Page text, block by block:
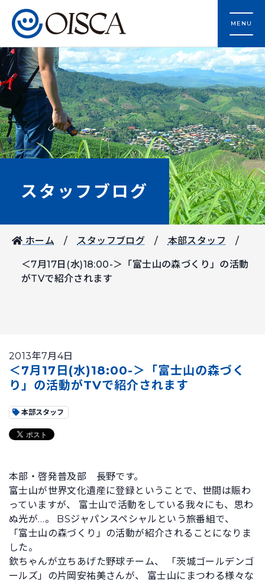
MENU
スタッフブログ
ホーム スタッフブログ 本部スタッフ
＜7月17日(水)18:00-＞「富士山の森づくり」の活動
がTVで紹介されます
2013年7月4日
＜7月17日(水)18:00-＞「富士山の森づく
り」の活動がTVで紹介されます
本部スタッフ
本部・啓発普及部 長野です。
富士山が世界文化遺産に登録ということで、世間は賑わ
っていますが、 富士山で活動をしている我々にも、思わ
ぬ光が…。 BSジャパンスペシャルという旅番組で、
「富士山の森づくり」の活動が紹介されることになりま
した。
欽ちゃんが立ちあげた野球チーム、 「茨城ゴールデンゴ
ールズ」の片岡安祐美さんが、 富士山にまつわる様々な